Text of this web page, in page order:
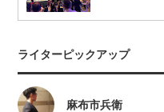
ライターピックアップ
麻布市兵衛